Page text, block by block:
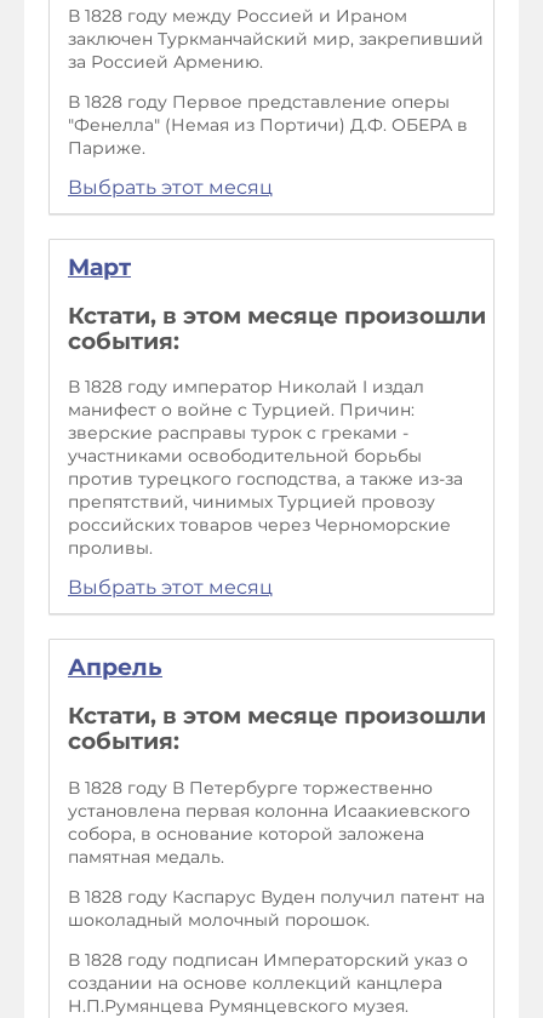
В 1828 году между Россией и Ираном
заключен Туркманчайский мир, закрепивший
за Россией Армению.
В 1828 году Первое представление оперы
"Фенелла" (Немая из Портичи) Д.Ф. ОБЕРА в
Париже.
Выбрать этот месяц
Март
Кстати, в этом месяце произошли
события:
В 1828 году император Николай I издал
манифест о войне с Турцией. Причин:
зверские расправы турок с греками -
участниками освободительной борьбы
против турецкого господства, а также из-за
препятствий, чинимых Турцией провозу
российских товаров через Черноморские
проливы.
Выбрать этот месяц
Апрель
Кстати, в этом месяце произошли
события:
В 1828 году В Петербурге торжественно
установлена первая колонна Исаакиевского
собора, в основание которой заложена
памятная медаль.
В 1828 году Каспарус Вуден получил патент на
шоколадный молочный порошок.
В 1828 году подписан Императорский указ о
создании на основе коллекций канцлера
Н.П.Румянцева Румянцевского музея.